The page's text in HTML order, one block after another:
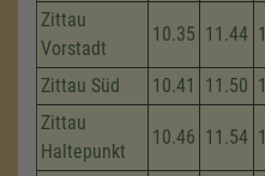
Zittau
Vorstadt
10.35 11.44
Zittau Süd 10.41 11.50
Zittau
Haltepunkt
10.46 11.54